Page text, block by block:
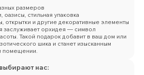
размеров
стильная упаковка
открытки и другие декоративные элементы
заслуживает орхидея — символ
Такой подарок добавит в ваш дом или
шика и станет изысканным
помещении.
нас: